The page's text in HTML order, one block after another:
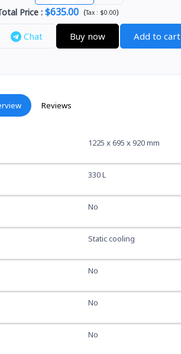
Price: $635.00 (Tax : $0.00)
Chat Buy now Add to cart
Reviews
1225 x 695 x 920 mm
330 L
No
Static cooling
No
No
No